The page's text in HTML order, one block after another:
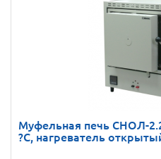
Муфельная печь СНОЛ-
?C, нагреватель